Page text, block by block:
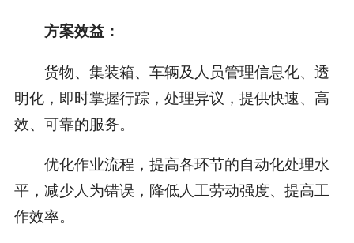
方案效益：
货物、集装箱、车辆及人员管理信息化、透
明化，即时掌握行踪，处理异议，提供快速、高
效、可靠的服务。
优化作业流程，提高各环节的自动化处理水
平，减少人为错误，降低人工劳动强度、提高工
作效率。